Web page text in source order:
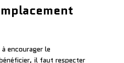
encourager le
il faut respecter